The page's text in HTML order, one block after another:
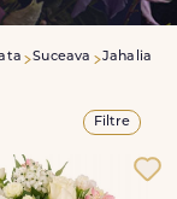
Suceava Jahalia
Filtre